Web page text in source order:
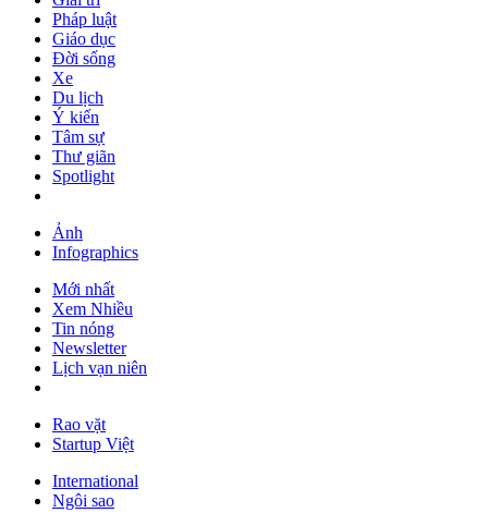
Pháp luật
Giáo dục
Đời sống
Xe
Du lịch
Ý kiến
Tâm sự
Thư giãn
Spotlight
Ảnh
Infographics
Mới nhất
Xem Nhiều
Tin nóng
Newsletter
Lịch vạn niên
Rao vặt
Startup Việt
International
Ngôi sao